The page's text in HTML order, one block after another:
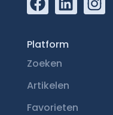
Platform
Zoeken
Artikelen
Favorieten